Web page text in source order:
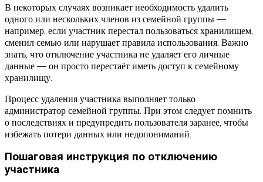
В некоторых случаях возникает необходимость удалить
одного или нескольких членов из семейной группы —
например, если участник перестал пользоваться хранилищем,
сменил семью или нарушает правила использования. Важно
знать, что отключение участника не удаляет его личные
данные — он просто перестаёт иметь доступ к семейному
хранилищу.
Процесс удаления участника выполняет только
администратор семейной группы. При этом следует помнить
о последствиях и предупредить пользователя заранее, чтобы
избежать потери данных или недопониманий.
Пошаговая инструкция по отключению
участника